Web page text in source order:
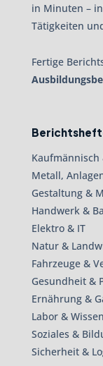
in Minuten –
Tätigkeiten
Fertige
Metall,
Gestaltung &
Handwerk &
Elektro & IT
Natur &
Fahrzeuge &
Gesundheit &
Ernährung &
Labor &
Soziales &
Sicherheit &